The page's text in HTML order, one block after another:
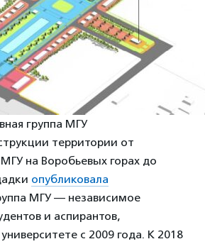
группа МГУ
территории от
на Воробьевых горах до
опубликовала
МГУ — независимое
и аспирантов,
с 2009 года. К 2018